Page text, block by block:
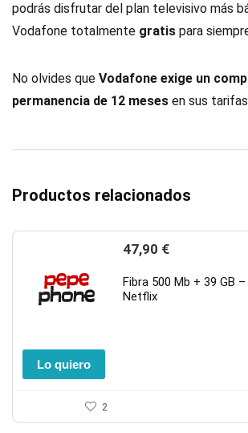
podrás disfrutar del plan televisivo más
Vodafone totalmente gratis para
No olvides que Vodafone exige un
permanencia de 12 meses en sus
Productos relacionados
47,90 €
Fibra 500 Mb + 39 GB
Netflix
2
Lo quiero